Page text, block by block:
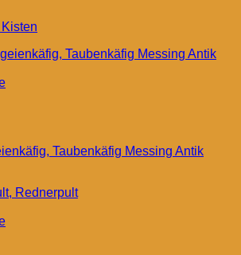
Taubenkäfig Messing Antik